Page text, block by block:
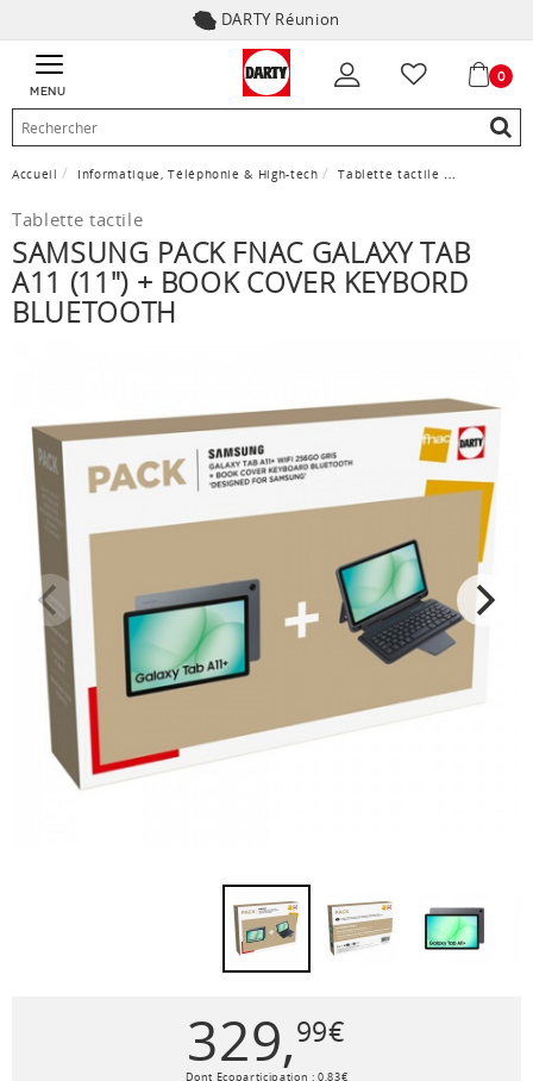
DARTY Réunion
MENU
0
Accueil Informatique, Téléphonie & High-tech Tablette tactile
Tablette tactile
SAMSUNG PACK FNAC GALAXY TAB
A11 (11") + BOOK COVER KEYBORD
BLUETOOTH
329,99€
Dont Ecoparticipation :0,83€